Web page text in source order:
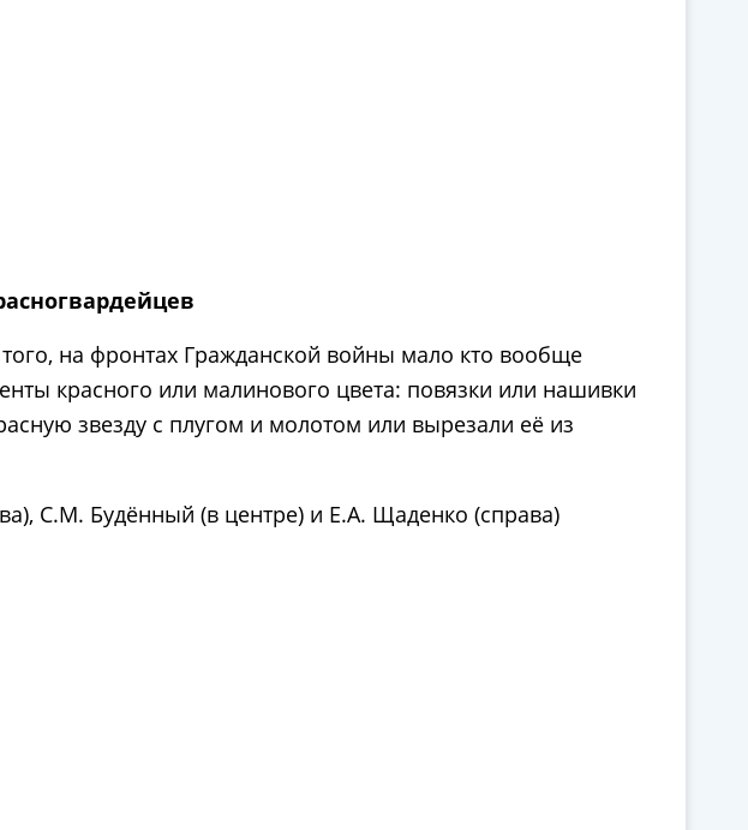
на фронтах Гражданской войны мало кто вообще
красного или малинового цвета: повязки или нашивки
звезду с плугом и молотом или вырезали её из